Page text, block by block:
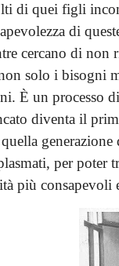
di quei figli
di
cercano di non
solo i bisogni
È un processo
diventa il
per poter
più consapevoli